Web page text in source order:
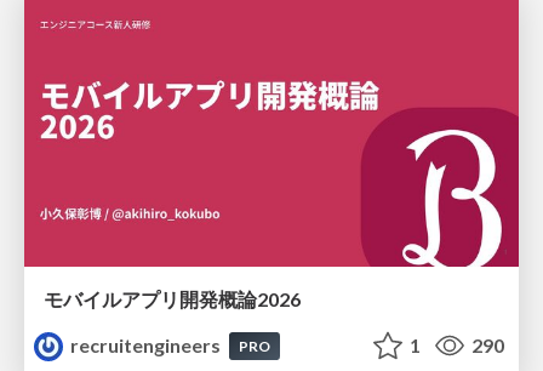
モバイルアプリ開発概論2026
recruitengineers
PRO 1 290